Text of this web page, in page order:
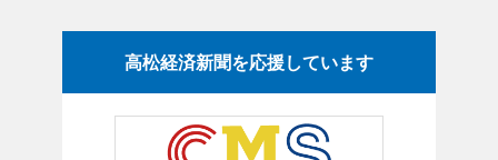
高松経済新聞を応援しています